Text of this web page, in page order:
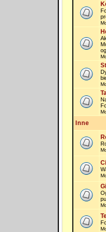
Inne